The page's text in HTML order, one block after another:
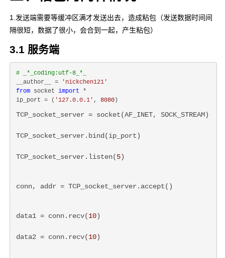
1.发送端需要等缓冲区满才发送出去，造成粘包（发送数据时间间
隔很短，数据了很小，会合到一起，产生粘包）
3.1 服务端
# _*_coding:utf-8_*_
__author__ =
'nickchen121'
from socket import *
ip_port = ( '127.0.0.1' , 8080
TCP_socket_server = socket(AF_INET, SOCK_STREAM)
TCP_socket_server.bind(ip_port)
TCP_socket_server.listen(5)
conn, addr = TCP_socket_server.accept()
data1 = conn.recv(10)
data2 = conn.recv(10)